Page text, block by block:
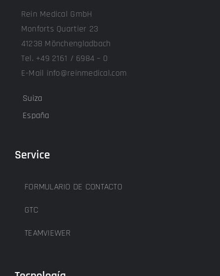
Rein Medical GmbH
Monforts Quartier 23
41238 Mönchengladbach
Tel. +49 2161 / 6984 – 0
E-Mail info@reinmedical.com
Suiza
España
Service
FORMULARIO DE CONTACTO
GTC
TEAMVIEWER